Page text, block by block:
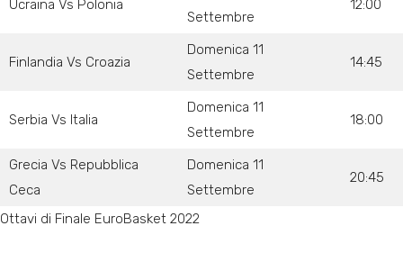
Ucraina Vs Polonia
Settembre
12:00
Finlandia Vs Croazia
Domenica 11
Settembre
14:45
Serbia Vs Italia
Domenica 11
Settembre
18:00
Grecia Vs Repubblica
Ceca
Domenica 11
Settembre
20:45
Ottavi di Finale EuroBasket 2022